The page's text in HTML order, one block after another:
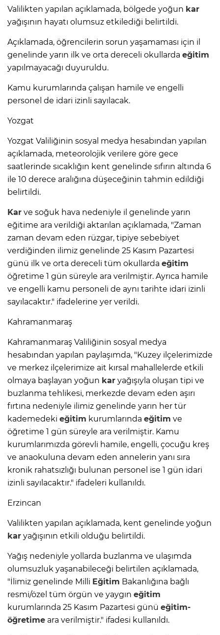
Valilikten yapılan açıklamada, bölgede yoğun kar
yağışının hayatı olumsuz etkilediği belirtildi.
Açıklamada, öğrencilerin sorun yaşamaması için il
genelinde yarın ilk ve orta dereceli okullarda eğitim
yapılmayacağı duyuruldu.
Kamu kurumlarında çalışan hamile ve engelli
personel de idari izinli sayılacak.
Yozgat
Yozgat Valiliğinin sosyal medya hesabından yapılan
açıklamada, meteorolojik verilere göre gece
saatlerinde sıcaklığın kent genelinde sıfırın altında 6
ile 10 derece aralığına düşeceğinin tahmin edildiği
belirtildi.
Kar ve soğuk hava nedeniyle il genelinde yarın
eğitime ara verildiği aktarılan açıklamada, "Zaman
zaman devam eden rüzgar, tipiye sebebiyet
verdiğinden ilimiz genelinde 25 Kasım Pazartesi
günü ilk ve orta dereceli tüm okullarda eğitim
öğretime 1 gün süreyle ara verilmiştir. Ayrıca hamile
ve engelli kamu personeli de aynı tarihte idari izinli
sayılacaktır." ifadelerine yer verildi.
Kahramanmaraş
Kahramanmaraş Valiliğinin sosyal medya
hesabından yapılan paylaşımda, "Kuzey ilçelerimizde
ve merkez ilçelerimize ait kırsal mahallelerde etkili
olmaya başlayan yoğun kar yağışıyla oluşan tipi ve
buzlanma tehlikesi, merkezde devam eden aşırı
fırtına nedeniyle ilimiz genelinde yarın her tür
kademedeki eğitim kurumlarında eğitim ve
öğretime 1 gün süreyle ara verilmiştir. Kamu
kurumlarımızda görevli hamile, engelli, çocuğu kreş
ve anaokuluna devam eden annelerin yanı sıra
kronik rahatsızlığı bulunan personel ise 1 gün idari
izinli sayılacaktır." ifadeleri kullanıldı.
Erzincan
Valilikten yapılan açıklamada, kent genelinde yoğun
kar yağışının etkili olduğu belirtildi.
Yağış nedeniyle yollarda buzlanma ve ulaşımda
olumsuzluk yaşanabileceği belirtilen açıklamada,
"İlimiz genelinde Milli Eğitim Bakanlığına bağlı
resmi/özel tüm örgün ve yaygın eğitim
kurumlarında 25 Kasım Pazartesi günü eğitim-
öğretime ara verilmiştir." ifadesi kullanıldı.